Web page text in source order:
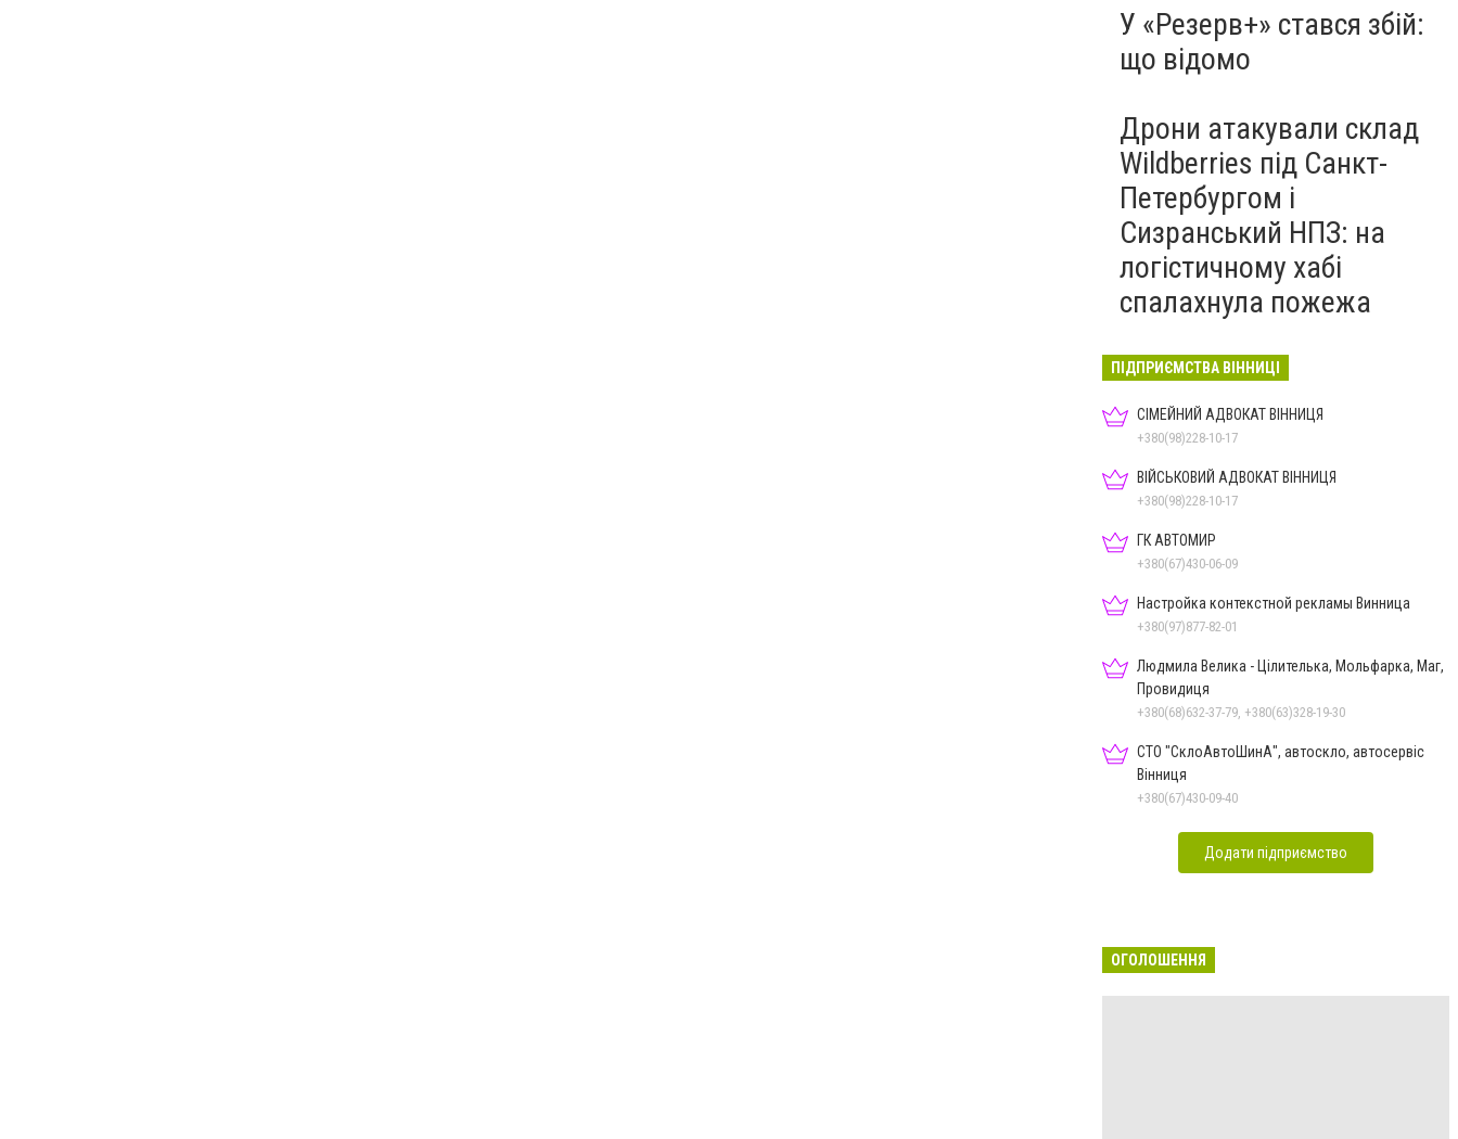
У «Резерв+» стався збій:
що відомо
Дрони атакували склад
Wildberries під Санкт-
Петербургом і
Сизранський НПЗ: на
логістичному хабі
спалахнула пожежа
ПІДПРИЄМСТВА ВІННИЦІ
СІМЕЙНИЙ АДВОКАТ ВІННИЦЯ
+380(98)228-10-17
ВІЙСЬКОВИЙ АДВОКАТ ВІННИЦЯ
+380(98)228-10-17
ГК АВТОМИР
+380(67)430-06-09
Настройка контекстной рекламы Винница
+380(97)877-82-01
Людмила Велика - Цілителька, Мольфарка, Маг,
Провидиця
+380(68)632-37-79, +380(63)328-19-30
СТО "СклоАвтоШинА", автоскло, автосервіс
Вінниця
+380(67)430-09-40
Додати підприємство
ОГОЛОШЕННЯ